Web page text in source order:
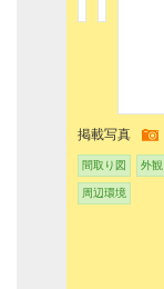
掲載写真
間取り図 外観
周辺環境